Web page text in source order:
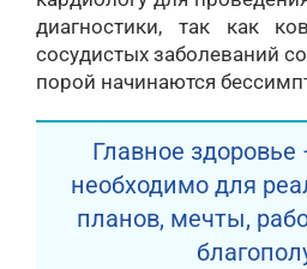
диагностики, так как
сосудистых заболеваний
порой начинаются
Главное здоровье
необходимо для
планов, мечты,